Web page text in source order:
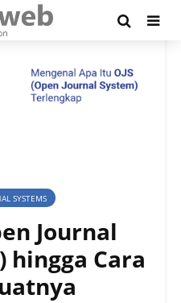
SYSTEMS
Journal
hingga Cara